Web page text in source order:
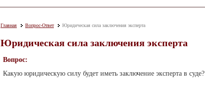
Главная Вопрос-Ответ Юридическая сила заключения эксперта
Юридическая сила заключения эксперта
Вопрос:
Какую юридическую силу будет иметь заключение эксперта в суде?